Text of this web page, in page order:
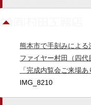
熊本市で手刻みによ
ファイヤー村田（四代
「完成内覧会ご来場
IMG_8210